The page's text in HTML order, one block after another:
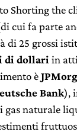
Shorting the
cui fa parte
di 25 grossi
di dollari in
è
Bank),
gas naturale